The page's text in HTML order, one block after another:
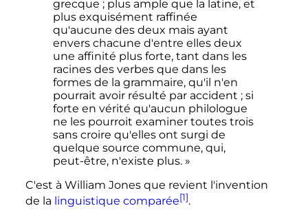
grecque ; plus ample que la latine, et
plus exquisément raffinée
qu'aucune des deux mais ayant
envers chacune d'entre elles deux
une affinité plus forte, tant dans les
racines des verbes que dans les
formes de la grammaire, qu'il n'en
pourrait avoir résulté par accident ; si
forte en vérité qu'aucun philologue
ne les pourroit examiner toutes trois
sans croire qu'elles ont surgi de
quelque source commune, qui,
peut-être, n'existe plus. »
C'est à William Jones que revient l'invention
de la linguistique comparée[1].